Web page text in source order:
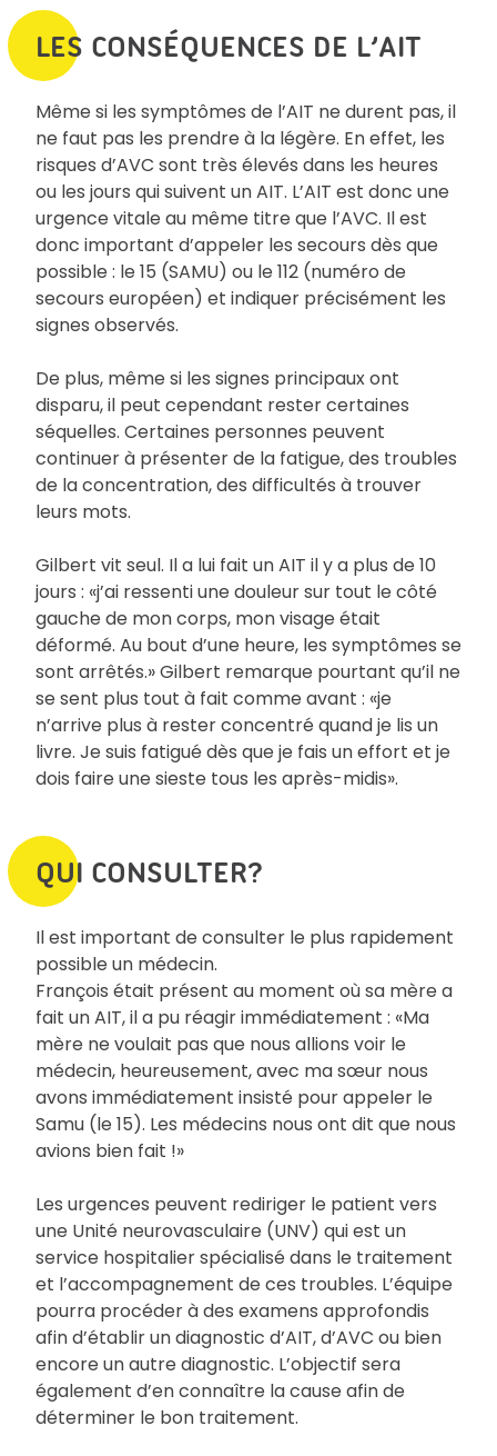
LES CONSÉQUENCES DE L’AIT
Même si les symptômes de l’AIT ne durent pas, il
ne faut pas les prendre à la légère. En effet, les
risques d’AVC sont très élevés dans les heures
ou les jours qui suivent un AIT. L’AIT est donc une
urgence vitale au même titre que l’AVC. Il est
donc important d’appeler les secours dès que
possible : le 15 (SAMU) ou le 112 (numéro de
secours européen) et indiquer précisément les
signes observés.
De plus, même si les signes principaux ont
disparu, il peut cependant rester certaines
séquelles. Certaines personnes peuvent
continuer à présenter de la fatigue, des troubles
de la concentration, des difficultés à trouver
leurs mots.
Gilbert vit seul. Il a lui fait un AIT il y a plus de 10
jours : «j’ai ressenti une douleur sur tout le côté
gauche de mon corps, mon visage était
déformé. Au bout d’une heure, les symptômes se
sont arrêtés.» Gilbert remarque pourtant qu’il ne
se sent plus tout à fait comme avant : «je
n’arrive plus à rester concentré quand je lis un
livre. Je suis fatigué dès que je fais un effort et je
dois faire une sieste tous les après-midis».
QUI CONSULTER?
Il est important de consulter le plus rapidement
possible un médecin.
François était présent au moment où sa mère a
fait un AIT, il a pu réagir immédiatement : «Ma
mère ne voulait pas que nous allions voir le
médecin, heureusement, avec ma sœur nous
avons immédiatement insisté pour appeler le
Samu (le 15). Les médecins nous ont dit que nous
avions bien fait !»
Les urgences peuvent rediriger le patient vers
une Unité neurovasculaire (UNV) qui est un
service hospitalier spécialisé dans le traitement
et l’accompagnement de ces troubles. L’équipe
pourra procéder à des examens approfondis
afin d’établir un diagnostic d’AIT, d’AVC ou bien
encore un autre diagnostic. L’objectif sera
également d’en connaître la cause afin de
déterminer le bon traitement.